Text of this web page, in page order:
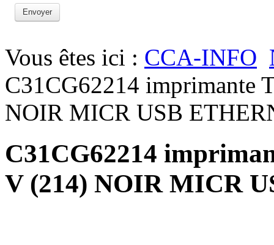
Envoyer
Vous êtes ici : CCA-INFO
C31CG62214 imprimante
NOIR MICR USB
C31CG62214
V (214) NOIR MICR